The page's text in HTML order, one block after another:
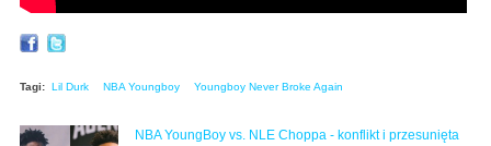
Tagi: Lil Durk NBA Youngboy Youngboy Never Broke Again
NBA YoungBoy vs. NLE Choppa - konflikt i przesunięta